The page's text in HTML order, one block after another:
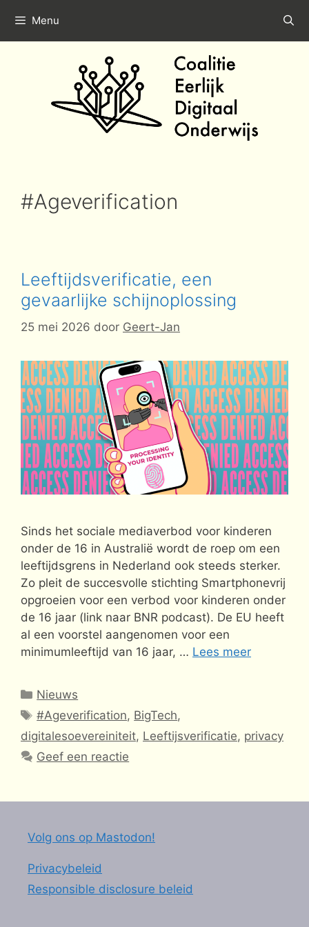
naar
de
Menu
#Ageverification
Leeftijdsverificatie, een
gevaarlijke schijnoplossing
25 mei 2026 door Geert-Jan
Sinds het sociale mediaverbod voor kinderen
onder de 16 in Australië wordt de roep om een
leeftijdsgrens in Nederland ook steeds sterker.
Zo pleit de succesvolle stichting Smartphonevrij
opgroeien voor een verbod voor kinderen onder
de 16 jaar (link naar BNR podcast). De EU heeft
al een voorstel aangenomen voor een
minimumleeftijd van 16 jaar, … Lees meer
Categorieën
Nieuws
Tags
#Ageverification, BigTech,
digitalesoevereiniteit, Leeftijsverificatie, privacy
Geef een reactie
Volg ons op Mastodon!
Privacybeleid
Responsible disclosure beleid